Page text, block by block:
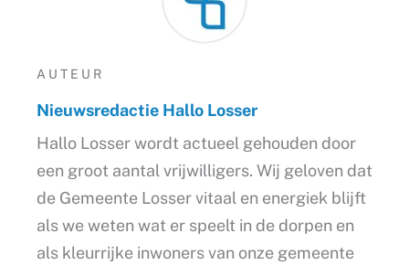
AUTEUR
Nieuwsredactie Hallo Losser
Hallo Losser wordt actueel gehouden door
een groot aantal vrijwilligers. Wij geloven dat
de Gemeente Losser vitaal en energiek blijft
als we weten wat er speelt in de dorpen en
als kleurrijke inwoners van onze gemeente